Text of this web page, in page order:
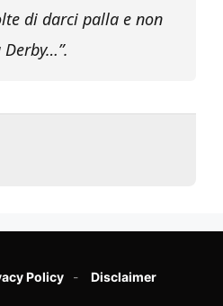
di darci palla e non
Policy Disclaimer